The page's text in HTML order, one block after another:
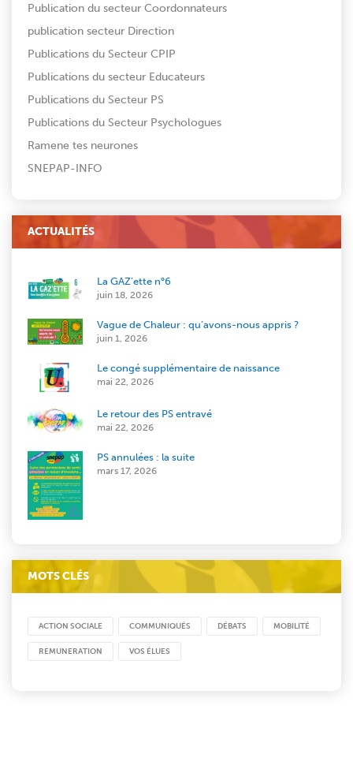
Publication du secteur Coordonnateurs
publication secteur Direction
Publications du Secteur CPIP
Publications du secteur Educateurs
Publications du Secteur PS
Publications du Secteur Psychologues
Ramene tes neurones
SNEPAP-INFO
ACTUALITÉS
La GAZ’ette n°6
juin 18, 2026
Vague de Chaleur : qu’avons-nous appris ?
juin 1, 2026
Le congé supplémentaire de naissance
mai 22, 2026
Le retour des PS entravé
mai 22, 2026
PS annulées : la suite
mars 17, 2026
MOTS CLÉS
ACTION SOCIALE COMMUNIQUÉS DÉBATS MOBILITÉ
REMUNERATION VOS ÉLUES